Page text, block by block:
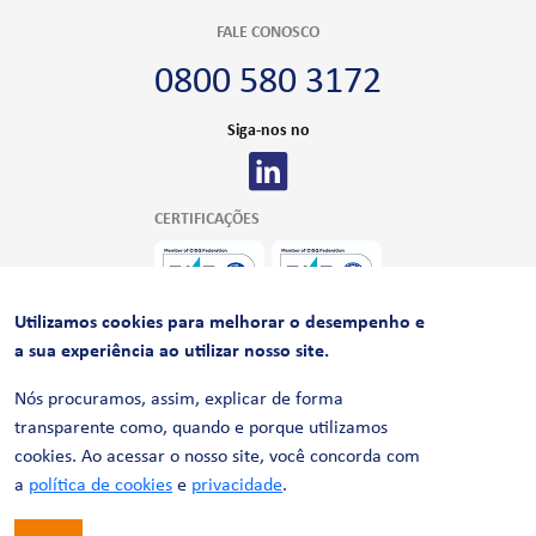
FALE CONOSCO
0800 580 3172
Siga-nos no
CERTIFICAÇÕES
© 2026 LinhaUni. Todos os direitos reservados.
Política de Privacidade
Utilizamos cookies para melhorar o desempenho e
a sua experiência ao utilizar nosso site.
Nós procuramos, assim, explicar de forma
transparente como, quando e porque utilizamos
cookies. Ao acessar o nosso site, você concorda com
a política de cookies e privacidade.